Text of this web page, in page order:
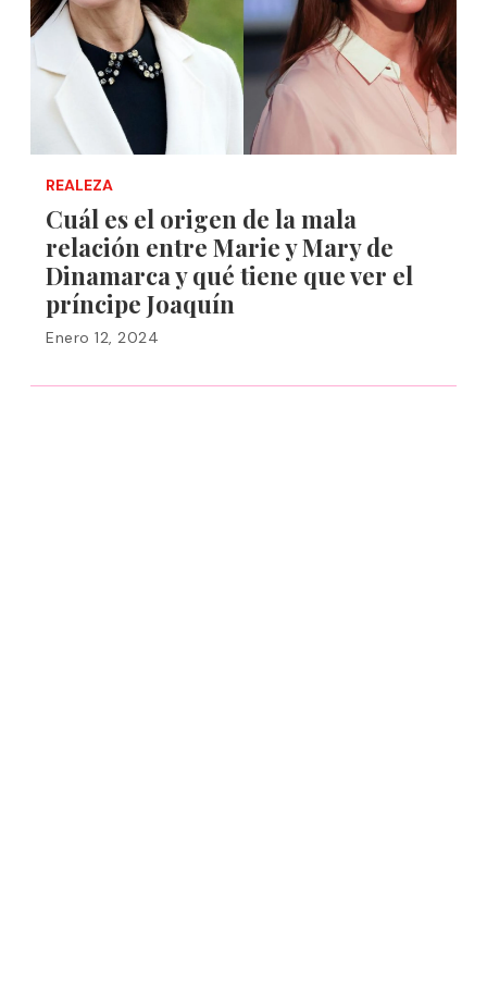
REALEZA
Cuál es el origen de la mala
relación entre Marie y Mary de
Dinamarca y qué tiene que ver el
príncipe Joaquín
Enero 12, 2024